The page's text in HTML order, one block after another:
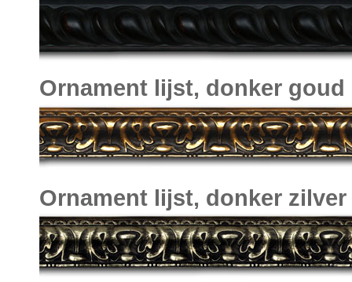
Ornament lijst, donker goud
Ornament lijst, donker zilver